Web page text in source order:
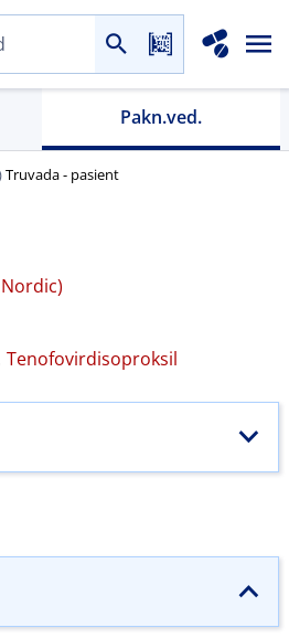
Pakn.ved.
Truvada - pasient
Tenofovirdisoproksil